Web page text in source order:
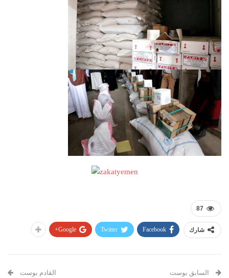
87
شارك Facebook
Twitter
Google+
السابق بوست القادم بوست